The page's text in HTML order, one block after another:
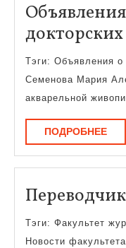
Тэги: Объявления о
Семенова Мария
акварельной
ПОДРОБНЕЕ
Переводчик
Тэги: Факультет
Новости